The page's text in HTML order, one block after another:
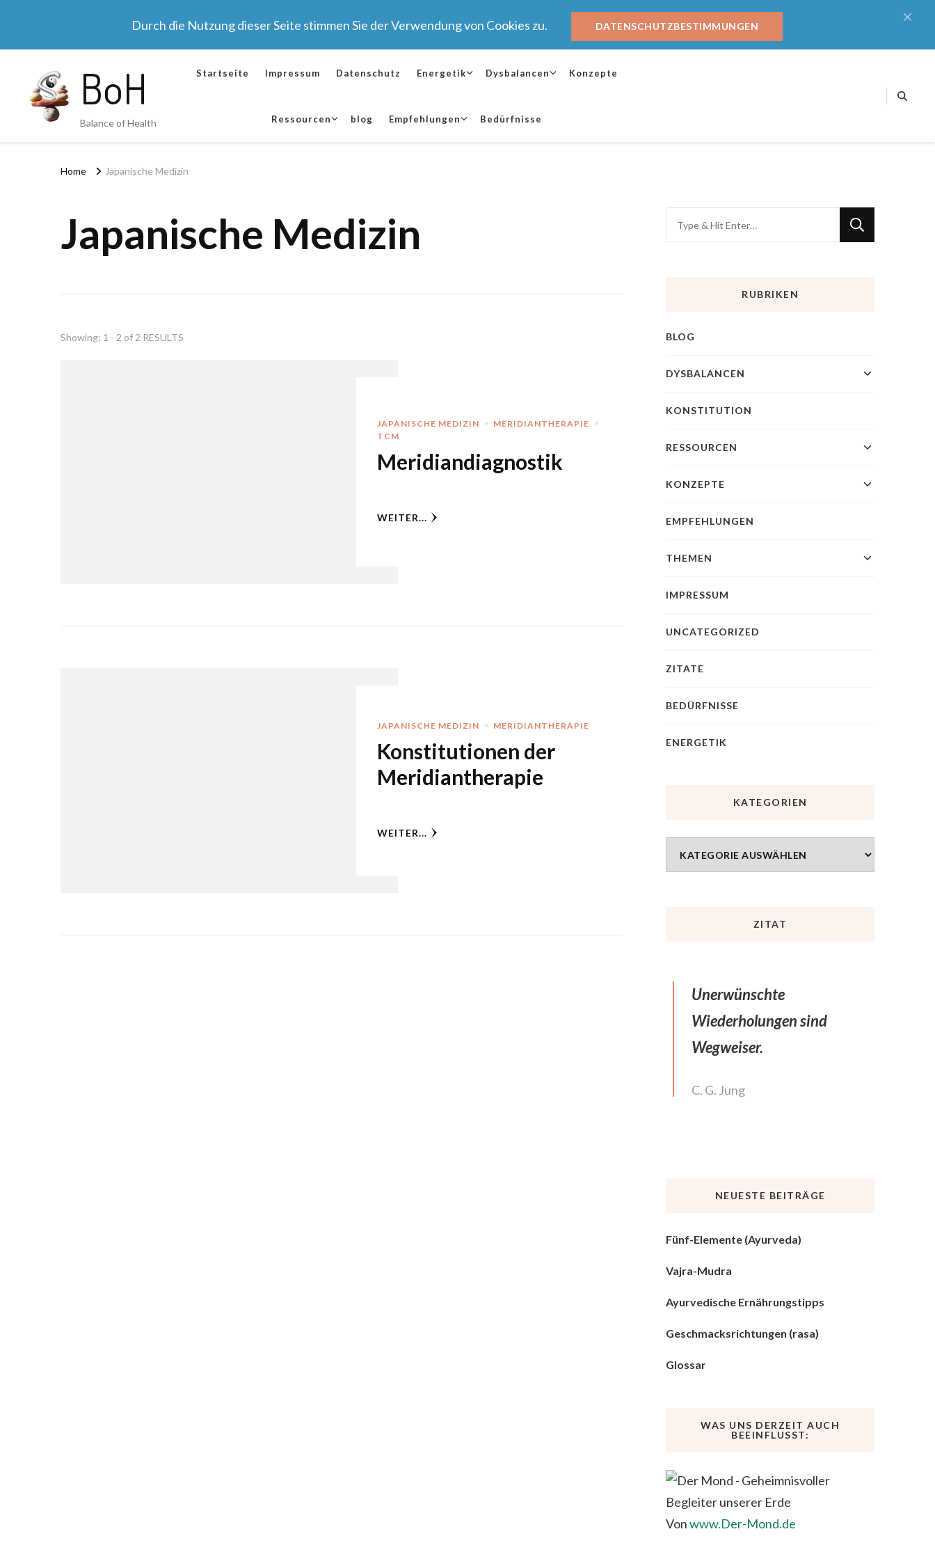
Durch die Nutzung dieser Seite stimmen Sie der Verwendung von Cookies zu. DATENSCHUTZBESTIMMUNGEN
BoH
Balance of Health
Startseite Impressum Datenschutz Energetik Dysbalancen Konzepte
Ressourcen blog Empfehlungen Bedürfnisse
Home Japanische Medizin
Japanische Medizin
Showing: 1 - 2 of 2 RESULTS
JAPANISCHE MEDIZIN
MERIDIANTHERAPIE
TCM
Meridiandiagnostik
WEITER...
JAPANISCHE MEDIZIN MERIDIANTHERAPIE
Konstitutionen der
Meridiantherapie
WEITER...
RUBRIKEN
BLOG
DYSBALANCEN
KONSTITUTION
RESSOURCEN
KONZEPTE
EMPFEHLUNGEN
THEMEN
IMPRESSUM
UNCATEGORIZED
ZITATE
BEDÜRFNISSE
ENERGETIK
KATEGORIEN
ZITAT
Unerwünschte
Wiederholungen sind
Wegweiser.
C. G. Jung
NEUESTE BEITRÄGE
Fünf-Elemente (Ayurveda)
Vajra-Mudra
Ayurvedische Ernährungstipps
Geschmacksrichtungen (rasa)
Glossar
WAS UNS DERZEIT AUCH
BEEINFLUSST:
Vonwww.Der-Mond.de